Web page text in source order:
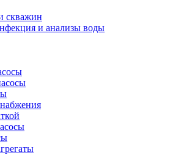
скважин
и анализы воды